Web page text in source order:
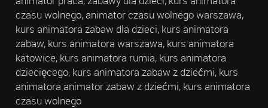
czasu wolnego, animator czasu wolnego warszawa,
kurs animatora zabaw dla dzieci, kurs animatora
zabaw, kurs animatora warszawa, kurs animatora
katowice, kurs animatora rumia, kurs animatora
dziecięcego, kurs animatora zabaw z dziećmi, kurs
animatora animator zabaw z dziećmi, kurs animatora
czasu wolnego